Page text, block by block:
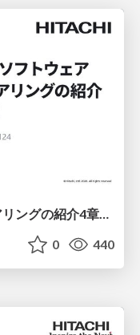
責任あるソフトウェアエンジニアリングの紹介4章・5章 / RSE_Ch4-5
0 440